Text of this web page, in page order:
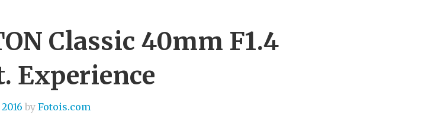
Classic 40mm F1.4
Experience
by Fotois.com